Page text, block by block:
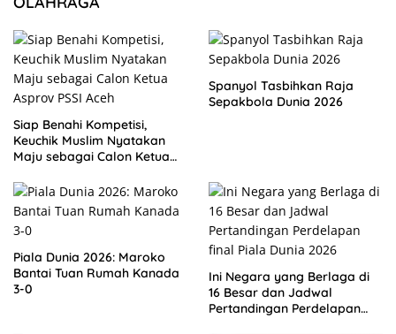
Siap Benahi Kompetisi,
Keuchik Muslim Nyatakan
Maju sebagai Calon Ketua
Spanyol Tasbihkan Raja
Sepakbola Dunia 2026
Piala Dunia 2026: Maroko
Bantai Tuan Rumah Kanada
3-0
Ini Negara yang Berlaga di
16 Besar dan Jadwal
Pertandingan Perdelapan